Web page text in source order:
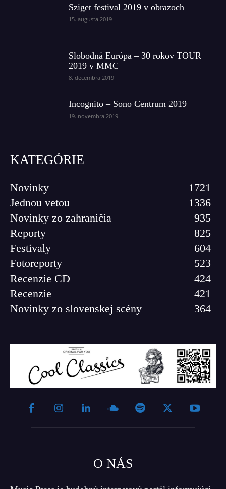
Sziget festival 2019 v obrazoch
15. augusta 2019
Slobodná Európa – 30 rokov TOUR
2019 v MMC
8. decembra 2019
Incognito – Sono Centrum 2019
19. novembra 2019
KATEGÓRIE
Novinky
1721
Jednou vetou
1336
Novinky zo zahraničia
935
Reporty
825
Festivaly
604
Fotoreporty
523
Recenzie CD
424
Recenzie
421
Novinky zo slovenskej scény
364
O NÁS